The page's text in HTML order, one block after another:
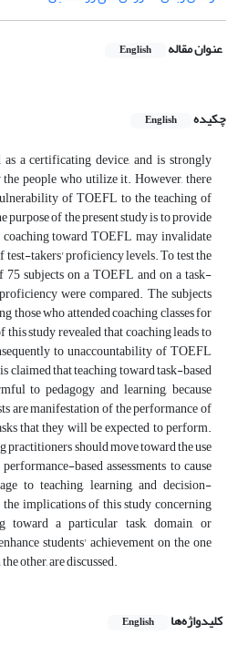
عنوان مقاله English
چکیده English
a certificating device, and is strongly
people who utilize it. However, there
of TOEFL to the teaching of
purpose of the present study is to provide
toward TOEFL may invalidate
test-takers' proficiency levels. To test the
75 subjects on a TOEFL and on a task-
were compared. The subjects
those who attended coaching classes for
study revealed that coaching leads to
to unaccountability of TOEFL
claimed that teaching toward task-based
to pedagogy and learning, because
are manifestation of the performance of
that they will be expected to perform.
practitioners should move toward the use
based assessments to cause
to teaching, learning, and decision-
implications of this study concerning
toward a particular task, domain, or
students' achievement on the one
other, are discussed.
کلیدواژه‌ها English